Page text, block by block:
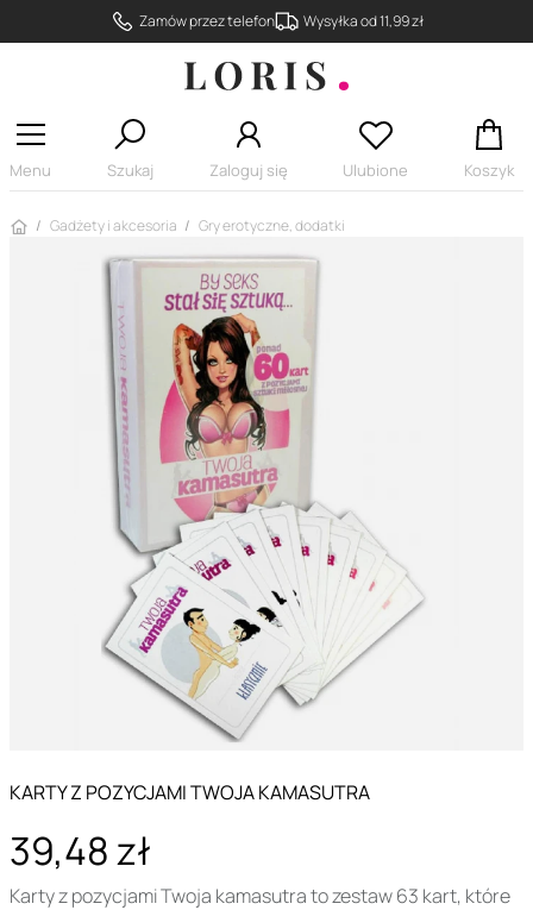
Zamów przez telefon Wysyłka od 11,99 zł
Menu Szukaj Zaloguj się Ulubione Koszyk
Strona główna
Gadżety i akcesoria Gry erotyczne, dodatki
KARTY Z POZYCJAMI TWOJA KAMASUTRA
39,48 zł
Karty z pozycjami Twoja kamasutra to zestaw 63 kart, które